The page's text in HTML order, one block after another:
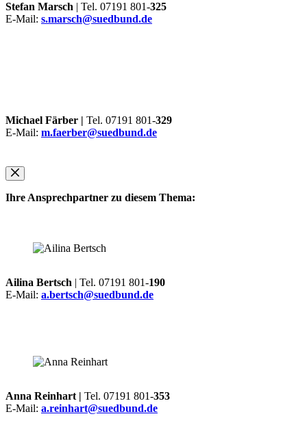
Stefan Marsch | Tel. 07191 801-325
E-Mail: s.marsch@suedbund.de
Michael Färber | Tel. 07191 801-329
E-Mail: m.faerber@suedbund.de
Ihre Ansprechpartner zu diesem Thema:
Ailina Bertsch | Tel. 07191 801-190
E-Mail: a.bertsch@suedbund.de
Anna Reinhart | Tel. 07191 801-353
E-Mail: a.reinhart@suedbund.de